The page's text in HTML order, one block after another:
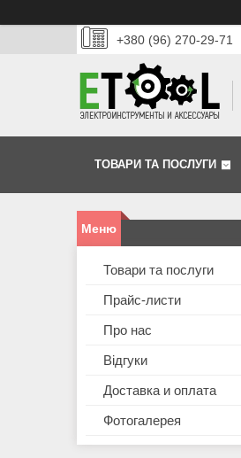
+380 (96) 270-29-71
ТОВАРИ ТА ПОСЛУГИ
Товари та послуги
Прайс-листи
Про нас
Відгуки
Доставка и оплата
Фотогалерея